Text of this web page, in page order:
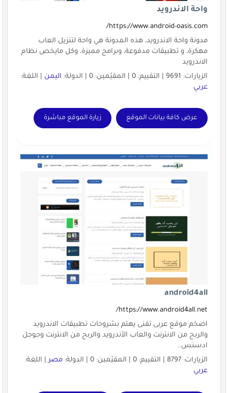
واحة الاندرويد
https://www.android-oasis.com/
مدونة واحة الاندرويد، هذه المدونة هي واحة لتنزيل العاب
مهكرة، و تطبيقات مدفوعة، وبرامج مميزة، وكل مايخص نظام
الاندرويد
الزيارات: 9691 | التقييم: 0 | المقيّمين: 0 | الدولة:
اليمن| اللغة:
عربي
عرض كافة بيانات الموقع زيارة الموقع مباشرة
android4all
https://www.android4all.net/
اضخم موقع عربى تقنى يهتم بشروحات تطبيقات الاندرويد
والربح من الانترنت والعاب الأندرويد والربح من الانترنت وجوجل
ادسنس..
الزيارات: 8797 | التقييم: 0 | المقيّمين: 0 | الدولة:
مصر| اللغة:
عربي